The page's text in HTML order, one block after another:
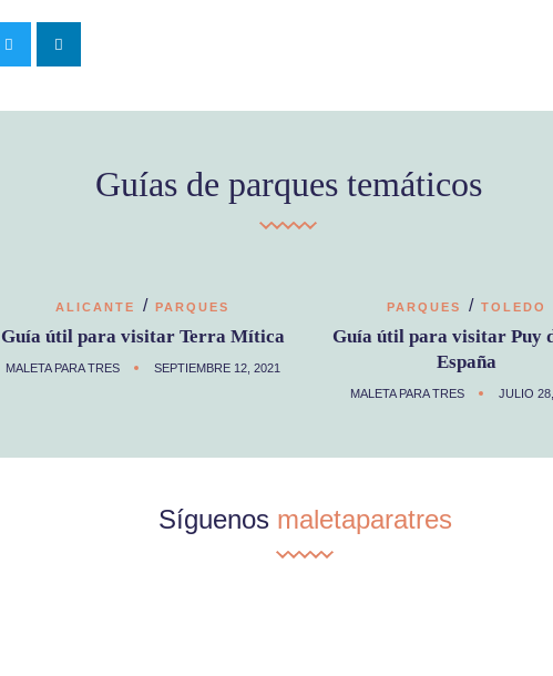
Guías de parques temáticos
ALICANTE / PARQUES
Guía útil para visitar Terra Mítica
MALETA PARA TRES SEPTIEMBRE 12, 2021
PARQUES / TOLEDO
Guía útil para visitar Puy
España
MALETA PARA TRES JULIO
Síguenos maletaparatres